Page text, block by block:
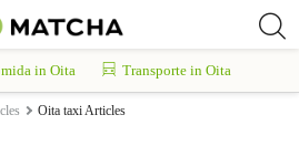
in Oita Transporte in Oita
Oita taxi Articles